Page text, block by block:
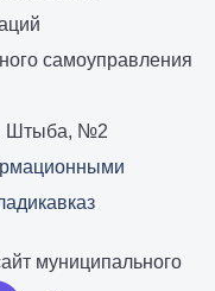
самоуправления
Штыба, №2
муниципального